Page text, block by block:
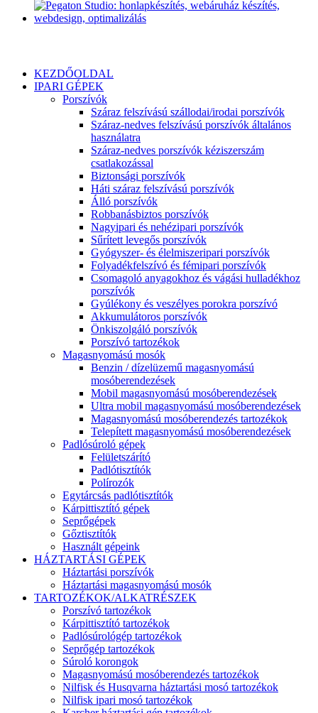
KEZDŐOLDAL
IPARI GÉPEK
Porszívók
Száraz felszívású szállodai/irodai porszívók
Száraz-nedves felszívású porszívók általános
használatra
Száraz-nedves porszívók kéziszerszám
csatlakozással
Biztonsági porszívók
Háti száraz felszívású porszívók
Álló porszívók
Robbanásbiztos porszívók
Nagyipari és nehézipari porszívók
Sűrített levegős porszívók
Gyógyszer- és élelmiszeripari porszívók
Folyadékfelszívó és fémipari porszívók
Csomagoló anyagokhoz és vágási hulladékhoz
porszívók
Gyúlékony és veszélyes porokra porszívó
Akkumulátoros porszívók
Önkiszolgáló porszívók
Porszívó tartozékok
Magasnyomású mosók
Benzin / dízelüzemű magasnyomású
mosóberendezések
Mobil magasnyomású mosóberendezések
Ultra mobil magasnyomású mosóberendezések
Magasnyomású mosóberendezés tartozékok
Telepített magasnyomású mosóberendezések
Padlósúroló gépek
Felületszárító
Padlótisztítók
Polírozók
Egytárcsás padlótisztítók
Kárpittisztító gépek
Seprőgépek
Gőztisztítók
Használt gépeink
HÁZTARTÁSI GÉPEK
Háztartási porszívók
Háztartási magasnyomású mosók
TARTOZÉKOK/ALKATRÉSZEK
Porszívó tartozékok
Kárpittisztító tartozékok
Padlósúrológép tartozékok
Seprőgép tartozékok
Súroló korongok
Magasnyomású mosóberendezés tartozékok
Nilfisk és Husqvarna háztartási mosó tartozékok
Nilfisk ipari mosó tartozékok